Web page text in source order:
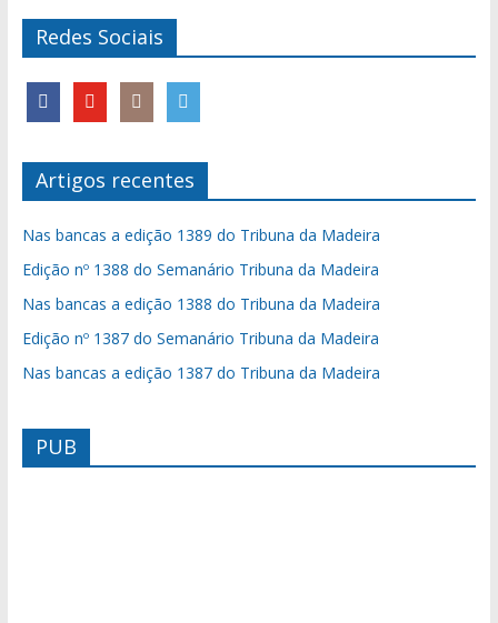
Redes Sociais
Artigos recentes
Nas bancas a edição 1389 do Tribuna da Madeira
Edição nº 1388 do Semanário Tribuna da Madeira
Nas bancas a edição 1388 do Tribuna da Madeira
Edição nº 1387 do Semanário Tribuna da Madeira
Nas bancas a edição 1387 do Tribuna da Madeira
PUB